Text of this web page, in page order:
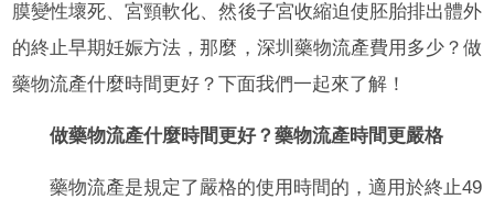
膜變性壞死、宮頸軟化、然後子宮收縮迫使胚胎排出體外
的終止早期妊娠方法，那麼，深圳藥物流產費用多少？做
藥物流產什麼時間更好？下面我們一起來了解！
做藥物流產什麼時間更好？藥物流產時間更嚴格
藥物流產是規定了嚴格的使用時間的，適用於終止49